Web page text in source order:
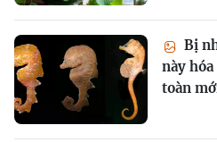
Bị
này
toàn